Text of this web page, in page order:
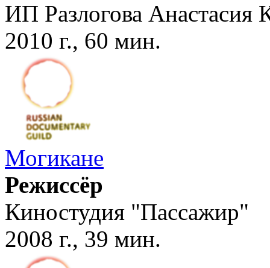
ИП Разлогова Анастасия
2010 г., 60 мин.
Могикане
Режиссёр
Киностудия "Пассажир"
2008 г., 39 мин.